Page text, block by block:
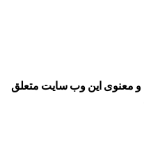
و معنوی این وب سایت متعلق